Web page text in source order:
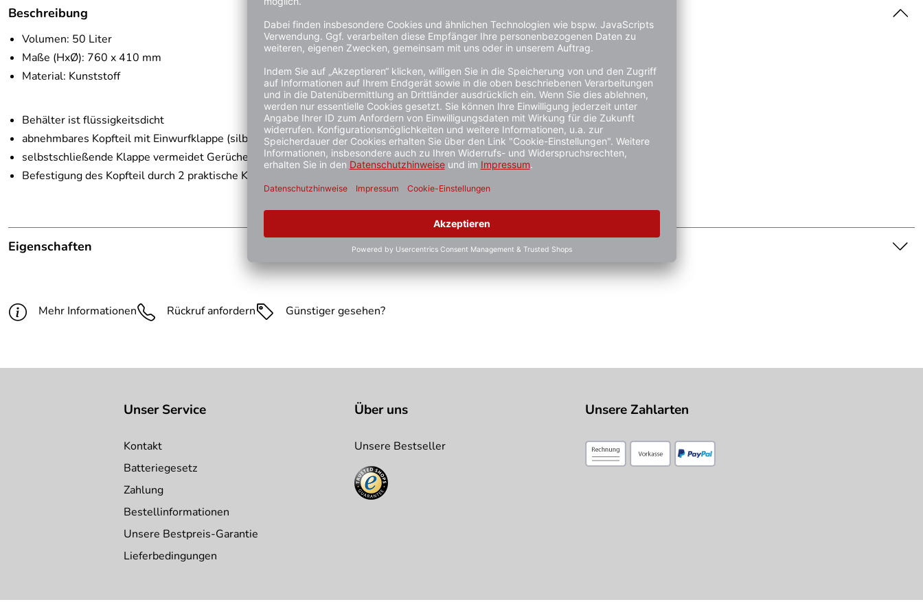
Beschreibung
Volumen: 50 Liter
Maße (HxØ): 760 x 410 mm
Material: Kunststoff
Behälter ist flüssigkeitsdicht
abnehmbares Kopfteil mit Einwurfklappe (silber)
selbstschließende Klappe vermeidet Gerüche
Befestigung des Kopfteil durch 2 praktische Klemmverschlüsse
Eigenschaften
Die abgebildete Ware ist beispielhaft zu verstehen und stellt keine verbindliche Produkteigenschaft dar. Bitte beachten Sie die Textbeschreibung.
Farbe:
grau
Mehr Informationen Rückruf anfordern Günstiger gesehen?
Unser Service
Kontakt
Batteriegesetz
Zahlung
Bestellinformationen
Unsere Bestpreis-Garantie
Lieferbedingungen
Über uns
Unsere Bestseller
Unsere Zahlarten